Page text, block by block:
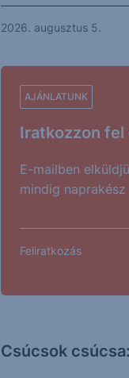
2026. augusztus 5.
AJÁNLATUNK
Iratkozzon fel
E-mailben
mindig
Feliratkozás
Csúcsok